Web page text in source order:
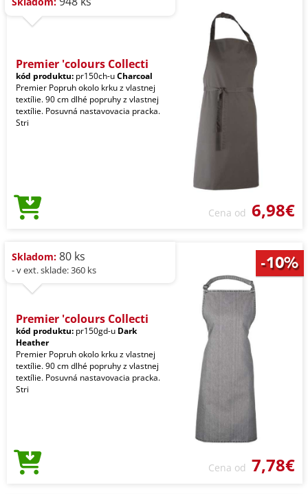
Premier 'colours Collecti
kód produktu: pr150ch-uCharcoal
Premier Popruh okolo krku z vlastnej
textílie. 90 cm dlhé popruhy z vlastnej
textílie. Posuvná nastavovacia pracka.
Stri
Cena od 6,98€
Skladom: 80 ks
- v ext. sklade: 360 ks
Premier 'colours Collecti
kód produktu: pr150gd-u Dark
Heather
Premier Popruh okolo krku z vlastnej
textílie. 90 cm dlhé popruhy z vlastnej
textílie. Posuvná nastavovacia pracka.
Stri
Cena od 7,78€